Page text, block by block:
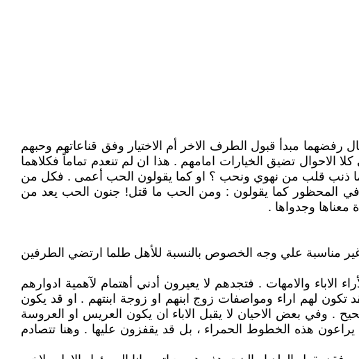
رفضهما مبدأ قبول الطرف الاخر أم الاختيار وفق قناعاتهم وحبهم
الاحوال تضيق الخيارات امامهم . هذا ان لم تنعدم تماماً فكلاهما
ذنب قلب من نهوي ونحب ؟ او كما يقولون الحب أعمى . فكل من
في المحظور كما يقولون : ومن الحب ما قتل! جنون الحب يعد من
معناها وجدواها .
غير مناسبة علي وجه الخصوص بالنسبة للأهل طلما ارتضي الطرفين
والامهات . فتجدهم لا يعيرون أدني أهتمام لآهمية ادوارهم
تكون لهم اراء ومواصفات زوج ابنهم او زوجة ابنتهم . او قد يكون
. وفي بعض الاحيان لا يقبل الاباء ان يكون العريس او العروسة
يراعون هذه الخطوط الحمراء ، بل قد يقفزون عليها . وهنا تتصادم